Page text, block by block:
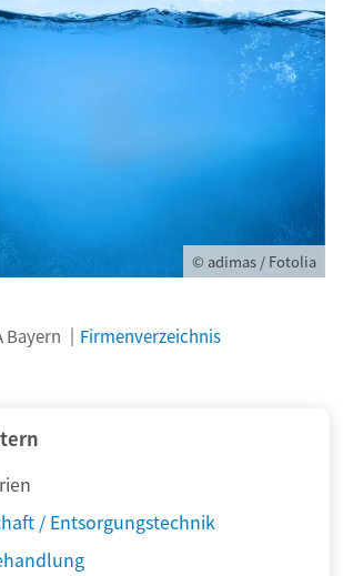
© adimas / Fotolia
Bayern Firmenverzeichnis
/ Entsorgungstechnik